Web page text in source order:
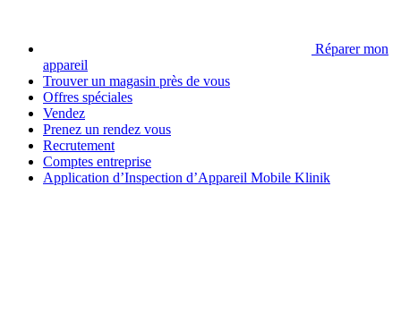
Réparer mon
appareil
Trouver un magasin près de vous
Offres spéciales
Vendez
Prenez un rendez vous
Recrutement
Comptes entreprise
Application d’Inspection d’Appareil Mobile Klinik